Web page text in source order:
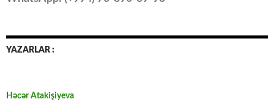
YAZARLAR :
Həcər Atakişiyeva